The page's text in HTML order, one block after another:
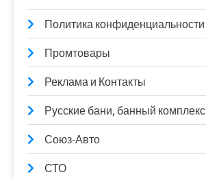
Политика конфиденциальности
Промтовары
Реклама и Контакты
Русские бани, банный комплекс
Союз-Авто
СТО